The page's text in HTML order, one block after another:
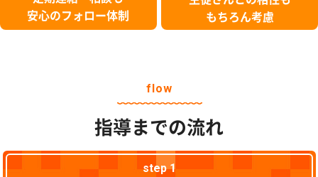
安心のフォロー体制
もちろん考慮
flow
指導までの流れ
step 1